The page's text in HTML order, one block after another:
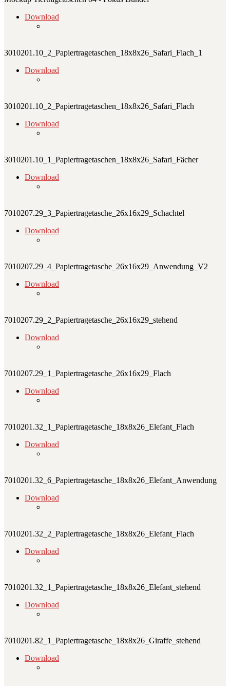
Download
3010201.10_2_Papiertragetaschen_18x8x26_Safari_Flach_1
Download
3010201.10_2_Papiertragetaschen_18x8x26_Safari_Flach
Download
3010201.10_1_Papiertragetaschen_18x8x26_Safari_Fächer
Download
7010207.29_3_Papiertragetasche_26x16x29_Schachtel
Download
7010207.29_4_Papiertragetasche_26x16x29_Anwendung_V2
Download
7010207.29_2_Papiertragetasche_26x16x29_stehend
Download
7010207.29_1_Papiertragetasche_26x16x29_Flach
Download
7010201.32_1_Papiertragetasche_18x8x26_Elefant_Flach
Download
7010201.32_6_Papiertragetasche_18x8x26_Elefant_Anwendung
Download
7010201.32_2_Papiertragetasche_18x8x26_Elefant_Flach
Download
7010201.32_1_Papiertragetasche_18x8x26_Elefant_stehend
Download
7010201.82_1_Papiertragetasche_18x8x26_Giraffe_stehend
Download